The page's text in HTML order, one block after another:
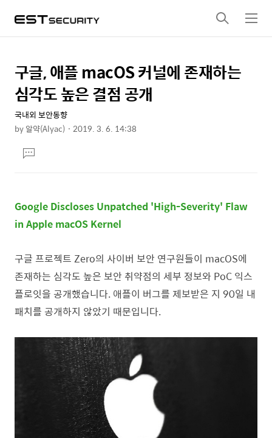
검
색
메
뉴
상
세
컨
텐
본
문
제
목
구글, 애플 macOS 커널에 존재하는
심각도 높은 결점 공개
국내외 보안동향
by알약(Alyac) 2019. 3. 6. 14:38
문댓
글
Google Discloses Unpatched 'High-Severity' Flaw
in Apple macOS Kernel
구글 프로젝트 Zero의 사이버 보안 연구원들이 macOS에
존재하는 심각도 높은 보안 취약점의 세부 정보와 PoC 익스
플로잇을 공개했습니다. 애플이 버그를 제보받은 지 90일 내
패치를 공개하지 않았기 때문입니다.